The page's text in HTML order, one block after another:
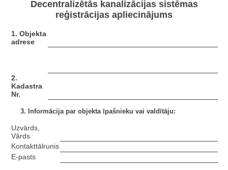
Decentralizētās kanalizācijas sistēmas
reģistrācijas apliecinājums
1. Objekta
adrese
2.
Kadastra
Nr.
3. Informācija par objekta īpašnieku vai valdītāju:
Uzvārds,
Vārds
Kontakttālrunis
E-pasts